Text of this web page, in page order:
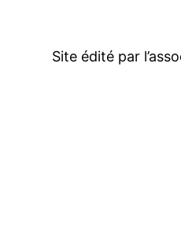
Site édité par